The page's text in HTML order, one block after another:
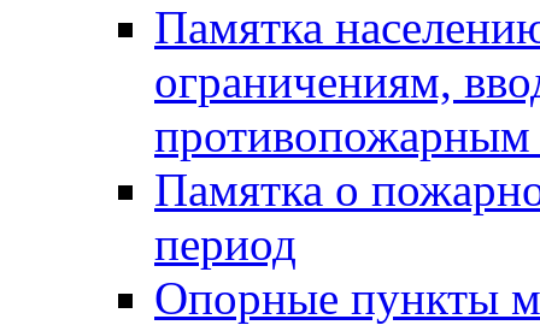
Памятка
ограничениям,
Памятка о
период
Опорные пункты